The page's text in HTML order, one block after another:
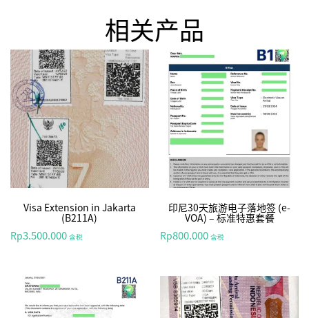
相关产品
Visa Extension in Jakarta
(B211A)
Rp3.500.000 含税
印尼30天旅游电子落地签 (e-
VOA) – 标准特惠套餐
Rp800.000 含税